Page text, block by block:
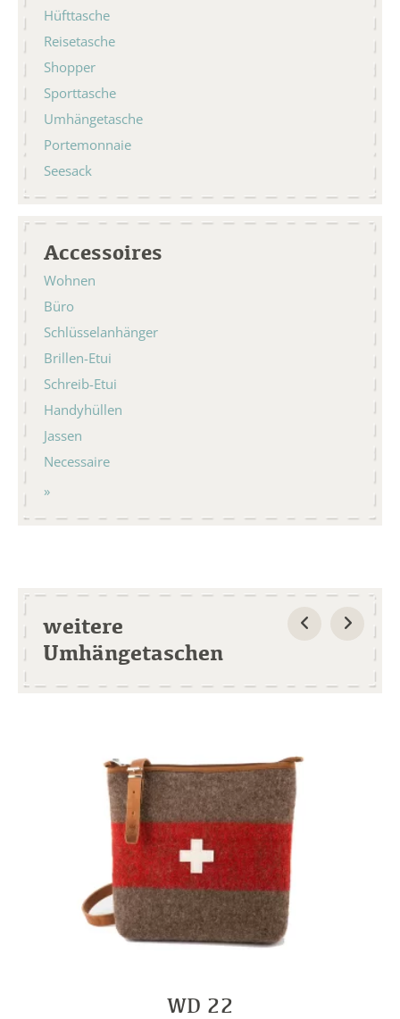
Hüfttasche
Reisetasche
Shopper
Sporttasche
Umhängetasche
Portemonnaie
Seesack
Accessoires
Wohnen
Büro
Schlüsselanhänger
Brillen-Etui
Schreib-Etui
Handyhüllen
Jassen
Necessaire
weitere
Umhängetaschen
WD 22